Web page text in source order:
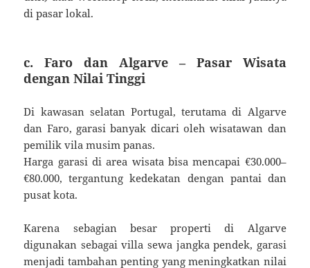
di pasar lokal.
c. Faro dan Algarve – Pasar Wisata
dengan Nilai Tinggi
Di kawasan selatan Portugal, terutama di Algarve
dan Faro, garasi banyak dicari oleh wisatawan dan
pemilik vila musim panas.
Harga garasi di area wisata bisa mencapai €30.000–
€80.000, tergantung kedekatan dengan pantai dan
pusat kota.
Karena sebagian besar properti di Algarve
digunakan sebagai villa sewa jangka pendek, garasi
menjadi tambahan penting yang meningkatkan nilai